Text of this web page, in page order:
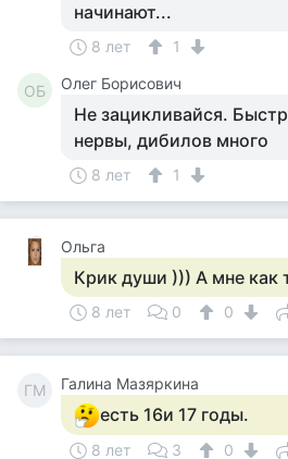
начинают...
8 лет 1
ОБ Олег Борисович
Не зацикливайся.
нервы, дибилов много
8 лет 1
Ольга
Крик души ))) А мне как
8 лет 0 0
ГМ Галина Мазяркина
есть 16и 17 годы.
8 лет 3 0